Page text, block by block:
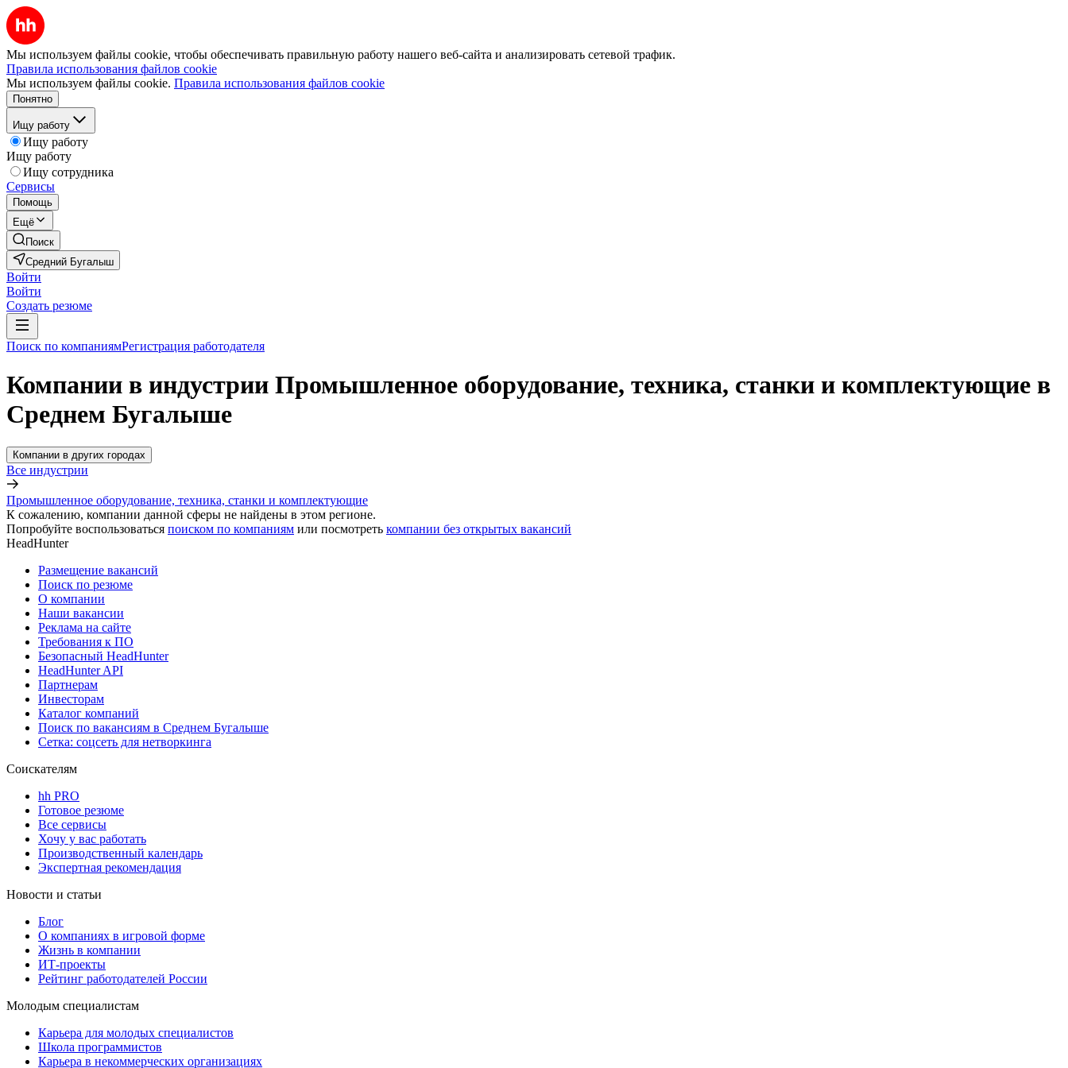
Мы используем файлы cookie, чтобы обеспечивать правильную работу нашего веб-сайта и анализировать сетевой трафик.
Правила использования файлов cookie
Мы используем файлы cookie. Правила использования файлов cookie
Понятно
Ищу работу
Ищу работу
Ищу работу
Ищу сотрудника
Сервисы
Помощь
Ещё
Поиск
Средний Бугалыш
Войти
Войти
Создать резюме
Поиск по компаниямРегистрация работодателя
Компании в индустрии Промышленное оборудование, техника, станки и комплектующие в
Среднем Бугалыше
Компании в других городах
Все индустрии
Промышленное оборудование, техника, станки и комплектующие
К сожалению, компании данной сферы не найдены в этом регионе.
Попробуйте воспользоваться поиском по компаниям или посмотреть компании без открытых вакансий
HeadHunter
Размещение вакансий
Поиск по резюме
О компании
Наши вакансии
Реклама на сайте
Требования к ПО
Безопасный HeadHunter
HeadHunter API
Партнерам
Инвесторам
Каталог компаний
Поиск по вакансиям в Среднем Бугалыше
Сетка: соцсеть для нетворкинга
Соискателям
hh PRO
Готовое резюме
Все сервисы
Хочу у вас работать
Производственный календарь
Экспертная рекомендация
Новости и статьи
Блог
О компаниях в игровой форме
Жизнь в компании
ИТ-проекты
Рейтинг работодателей России
Молодым специалистам
Карьера для молодых специалистов
Школа программистов
Карьера в некоммерческих организациях